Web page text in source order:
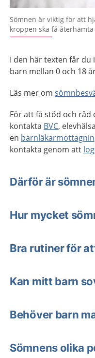
Sömnen är viktig för att
kroppen ska få återhämta
I den här texten får
barn mellan 0 och 18
Läs mer om
För att få stöd och råd
kontakta BVC,
en
kontakta genom att
Därför är
Hur mycket
Bra rutiner för
Kan mitt barn
Behöver barn
Sömnens olika